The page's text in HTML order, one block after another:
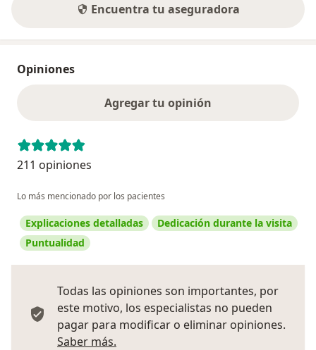
Encuentra tu aseguradora
Opiniones
Agregar tu opinión
211 opiniones
Lo más mencionado por los pacientes
Explicaciones detalladas
Dedicación durante la visita
Puntualidad
Todas las opiniones son importantes, por
este motivo, los especialistas no pueden
pagar para modificar o eliminar opiniones.
Saber más.